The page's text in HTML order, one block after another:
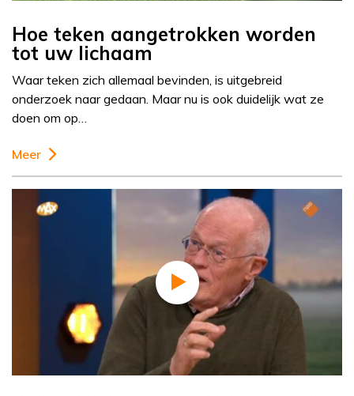
Hoe teken aangetrokken worden
tot uw lichaam
Waar teken zich allemaal bevinden, is uitgebreid
onderzoek naar gedaan. Maar nu is ook duidelijk wat ze
doen om op…
Meer